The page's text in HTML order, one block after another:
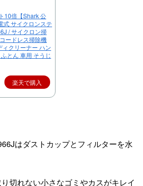
10倍【Shark 公
式 サイクロンステ
/ サイクロン掃
ードレス掃除機
ィクリーナー ハン
とん 車用 そうじ
楽天で購入
はダストカップとフィルターを水
切れない小さなゴミやカスがキレイ